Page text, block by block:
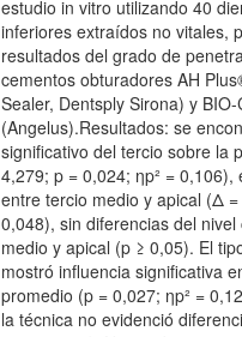
estudio in vitro utilizando 40
inferiores extraídos no vitales,
resultados del grado de
cementos obturadores AH
Sealer, Dentsply Sirona) y
(Angelus).Resultados: se
significativo del tercio sobre la
4,279; p = 0,024; ηp² = 0,106),
entre tercio medio y apical (Δ
0,048), sin diferencias del
medio y apical (p ≥ 0,05). El
mostró influencia significativa
promedio (p = 0,027; ηp² =
la técnica no evidenció